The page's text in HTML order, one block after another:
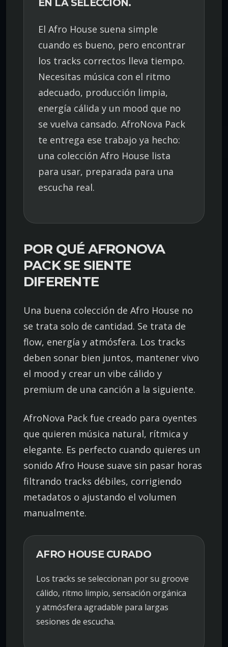
EN LA SELECCIÓN.
El Afro House suena simple
cuando es bueno, pero encontrar
los tracks correctos lleva tiempo.
Necesitas música con el ritmo
adecuado, producción limpia,
energía cálida y un mood que no
se vuelva cansado. AfroNova Pack
te entrega ese trabajo ya hecho:
una colección Afro House lista
para usar, preparada para una
escucha real.
POR QUÉ AFRONOVA
PACK SE SIENTE
DIFERENTE
Una buena colección de Afro House no
se trata solo de cantidad. Se trata de
flow, energía y atmósfera. Los tracks
deben sonar bien juntos, mantener vivo
el mood y crear un vibe cálido y
premium de una canción a la siguiente.
AfroNova Pack fue creado para oyentes
que quieren música natural, rítmica y
elegante. Es perfecto cuando quieres un
sonido Afro House suave sin pasar horas
filtrando tracks débiles, corrigiendo
metadatos o ajustando el volumen
manualmente.
AFRO HOUSE CURADO
Los tracks se seleccionan por su groove
cálido, ritmo limpio, sensación orgánica
y atmósfera agradable para largas
sesiones de escucha.